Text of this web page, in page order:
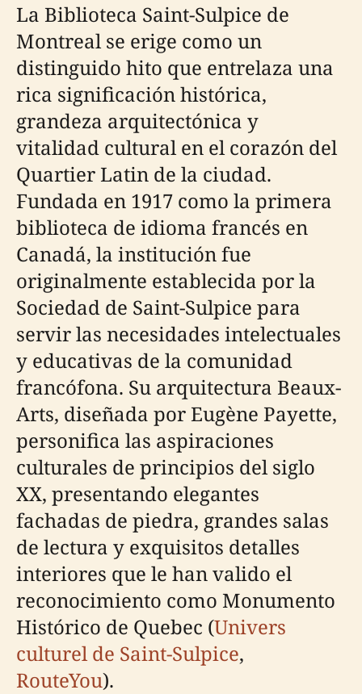
La Biblioteca Saint-Sulpice de
Montreal se erige como un
distinguido hito que entrelaza una
rica significación histórica,
grandeza arquitectónica y
vitalidad cultural en el corazón del
Quartier Latin de la ciudad.
Fundada en 1917 como la primera
biblioteca de idioma francés en
Canadá, la institución fue
originalmente establecida por la
Sociedad de Saint-Sulpice para
servir las necesidades intelectuales
y educativas de la comunidad
francófona. Su arquitectura Beaux-
Arts, diseñada por Eugène Payette,
personifica las aspiraciones
culturales de principios del siglo
XX, presentando elegantes
fachadas de piedra, grandes salas
de lectura y exquisitos detalles
interiores que le han valido el
reconocimiento como Monumento
Histórico de Quebec (Univers
culturel de Saint-Sulpice,
RouteYou).